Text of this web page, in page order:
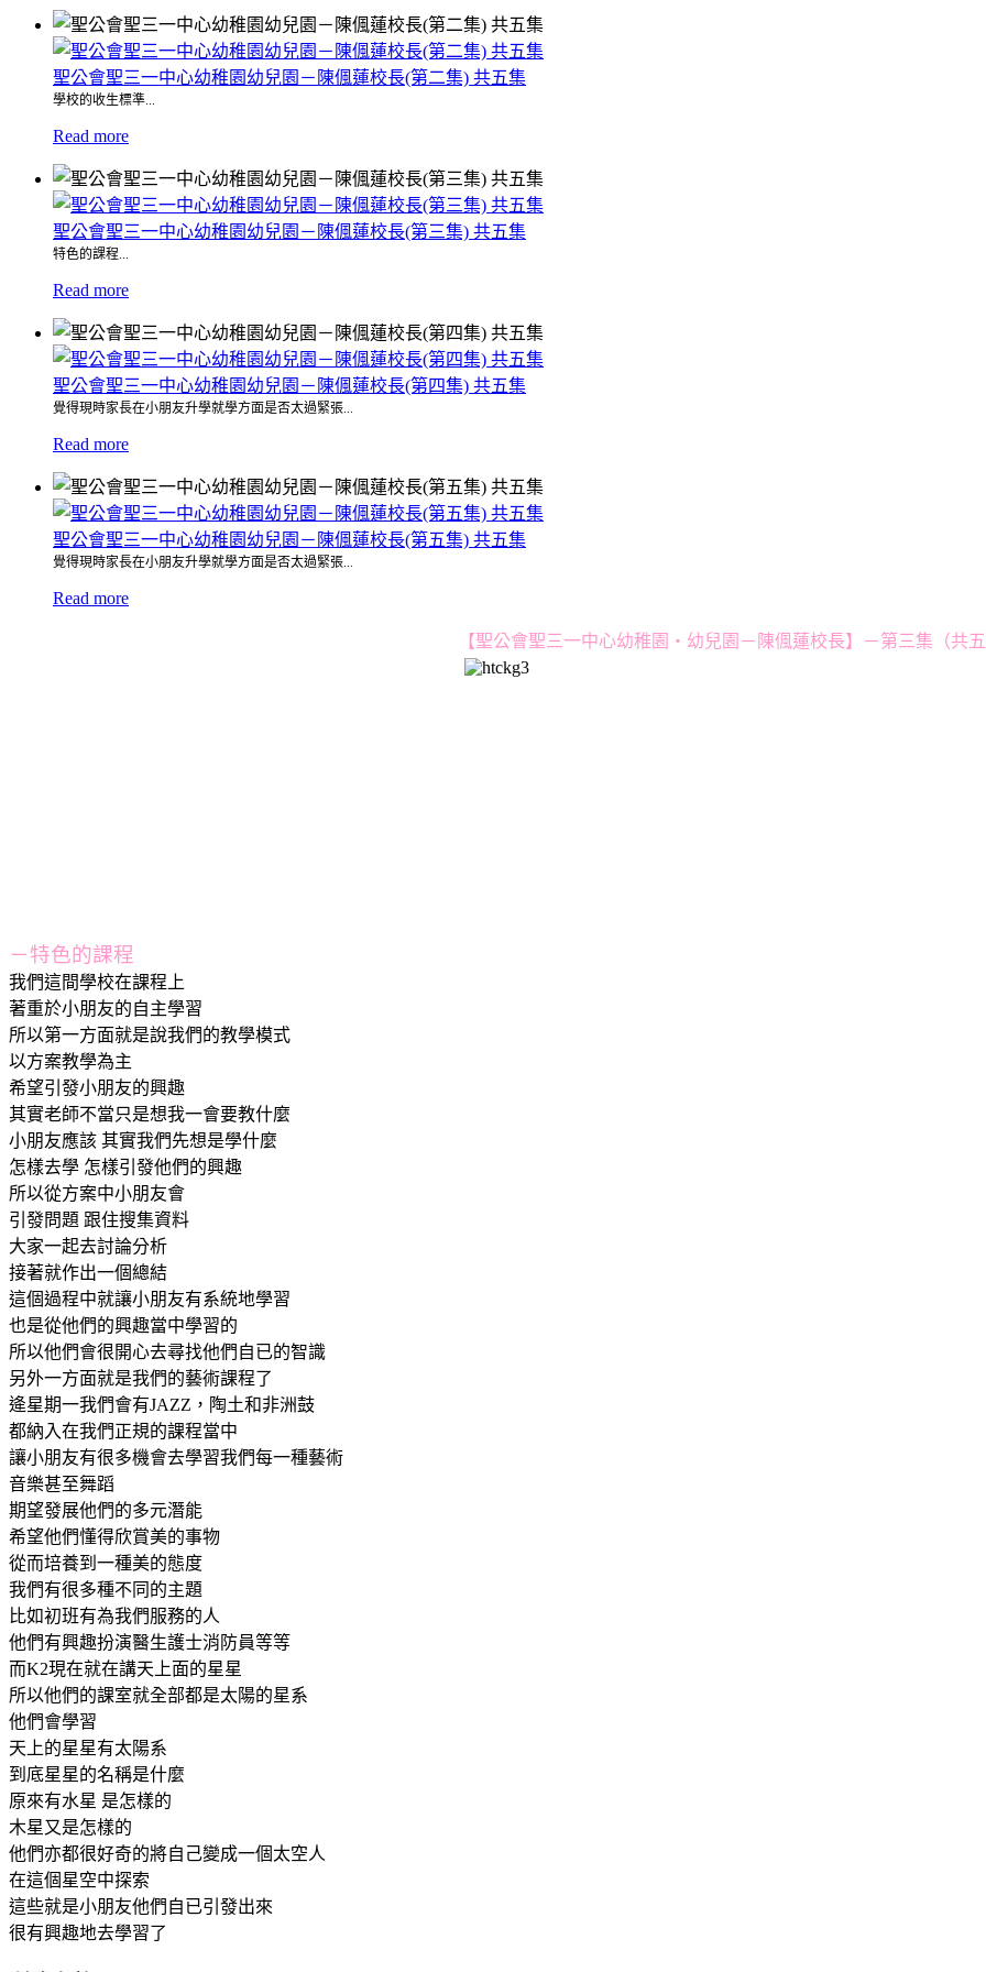
聖公會聖三一中心幼稚園幼兒園－陳偑蓮校長(第二集) 共五集
學校的收生標準...
Read more
聖公會聖三一中心幼稚園幼兒園－陳偑蓮校長(第三集) 共五集
特色的課程...
Read more
聖公會聖三一中心幼稚園幼兒園－陳偑蓮校長(第四集) 共五集
覺得現時家長在小朋友升學就學方面是否太過緊張...
Read more
聖公會聖三一中心幼稚園幼兒園－陳偑蓮校長(第五集) 共五集
覺得現時家長在小朋友升學就學方面是否太過緊張...
Read more
【聖公會聖三一中心幼稚園・幼兒園－陳偑蓮校長】－第三集（共
－特色的課程
我們這間學校在課程上
著重於小朋友的自主學習
所以第一方面就是說我們的教學模式
以方案教學為主
希望引發小朋友的興趣
其實老師不當只是想我一會要教什麼
小朋友應該 其實我們先想是學什麼
怎樣去學 怎樣引發他們的興趣
所以從方案中小朋友會
引發問題 跟住搜集資料
大家一起去討論分析
接著就作出一個總結
這個過程中就讓小朋友有系統地學習
也是從他們的興趣當中學習的
所以他們會很開心去尋找他們自已的智識
另外一方面就是我們的藝術課程了
逄星期一我們會有JAZZ，陶土和非洲鼓
都納入在我們正規的課程當中
讓小朋友有很多機會去學習我們每一種藝術
音樂甚至舞蹈
期望發展他們的多元潛能
希望他們懂得欣賞美的事物
從而培養到一種美的態度
我們有很多種不同的主題
比如初班有為我們服務的人
他們有興趣扮演醫生護士消防員等等
而K2現在就在講天上面的星星
所以他們的課室就全部都是太陽的星系
他們會學習
天上的星星有太陽系
到底星星的名稱是什麼
原來有水星 是怎樣的
木星又是怎樣的
他們亦都很好奇的將自己變成一個太空人
在這個星空中探索
這些就是小朋友他們自已引發出來
很有興趣地去學習了